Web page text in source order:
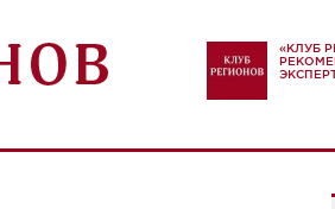
«КЛУБ